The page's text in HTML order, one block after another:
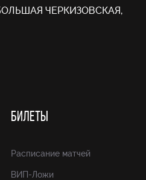
ЧЕРКИЗОВСКАЯ,
БИЛЕТЫ
Расписание матчей
ВИП-Ложи